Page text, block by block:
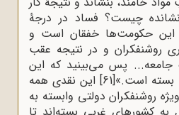
چیست؟ فساد در درجۀ
این حکومت‌ها خفقان است و
روشنفکران و در نتیجه عقب
جامعه... پس می‌بینید که این
بسته است.»[61] این نقدی همه
روشنفکران دولتی وابسته به